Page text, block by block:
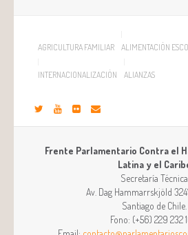
AGRICULTURA FAMILIAR ALIMENTACIÓN
INTERNACIONALIZACIÓN ALIANZAS
Frente Parlamentario Contra el
Latina y el
Secretaría Técnica
Av. Dag Hammarrskjöld
Santiago de Chile
Fono: (+56) 229 232